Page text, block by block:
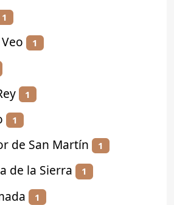
1
1
1
1
de San Martín 1
de la Sierra 1
1